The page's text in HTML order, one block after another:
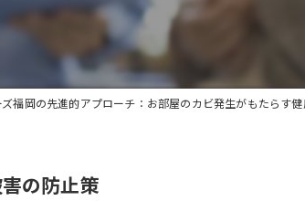
カビ検査
福岡の先進的アプローチ：お部屋のカビ発生がもたらす
の防止策